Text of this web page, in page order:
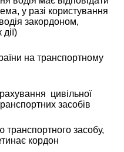
у разі користування
закордоном,
на транспортному
цивільної
засобів
засобу,
кордон